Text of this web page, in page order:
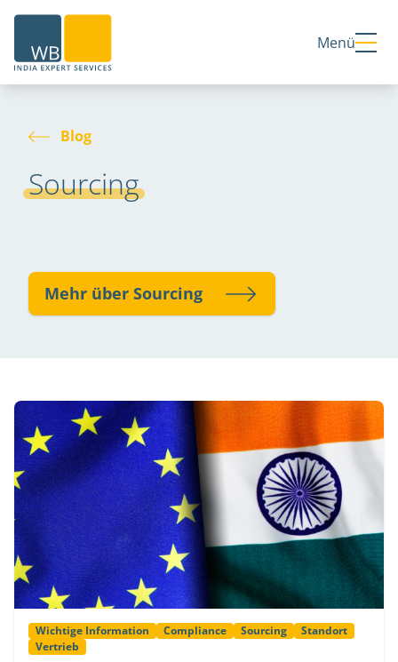
Home
Menü
Blog
Sourcing
Mehr über Sourcing
Wichtige Information Compliance Sourcing
Standort
Vertrieb